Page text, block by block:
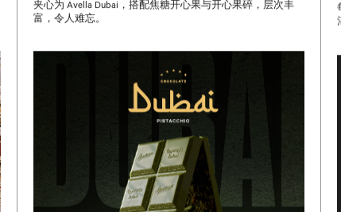
夹心为 Avella Dubai，搭配焦糖开心果与开心果碎，层次丰
富，令人难忘。